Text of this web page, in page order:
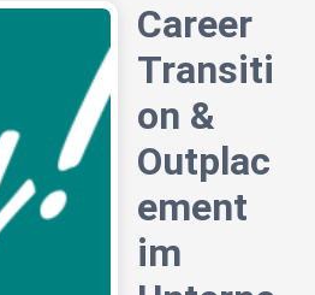
Career
Transiti
on &
Outplac
ement
im